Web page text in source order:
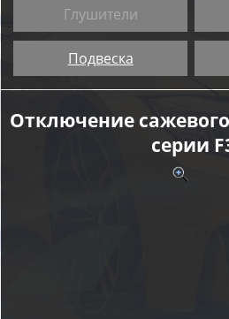
Глушители
Подвеска
Отключение
серии